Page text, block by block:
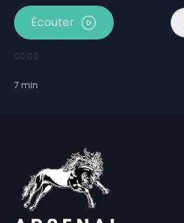
Écouter
00:00
7 min